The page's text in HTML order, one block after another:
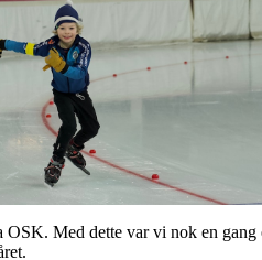
Med dette var vi nok en